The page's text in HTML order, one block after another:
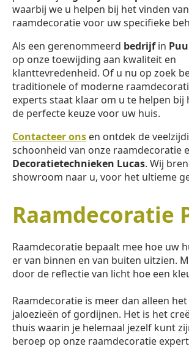
waarbij we u helpen bij het vinden
raamdecoratie voor uw specifieke
Als een gerenommeerd bedrijfin
op onze toewijding aan kwaliteit en
klanttevredenheid. Of u nu op zoek
traditionele of moderne
experts staat klaar om u te helpen bij
de perfecte keuze voor uw huis.
Contacteer ons en ontdek de
schoonheid van onze raamdecoratie
Decoratietechnieken Lucas. Wij
showroom naar u, voor het ultieme
Raamdecoratie
Raamdecoratie bepaalt mee hoe uw
er van binnen en van buiten uitzien.
door de reflectie van licht hoe een
Raamdecoratie is meer dan alleen
jaloezieën of gordijnen. Het is het
thuis waarin je helemaal jezelf kunt
beroep op onze raamdecoratie